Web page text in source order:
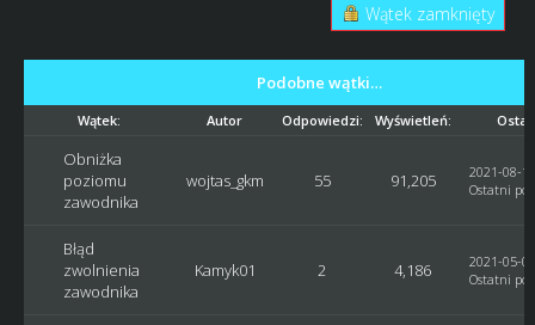
Wątek zamknięty
Podobne wątki…
Wątek: Autor Odpowiedzi: Wyświetleń:
Obniżka
poziomu
zawodnika
wojtas_gkm 55 91,205
2021-08-
Ostatni
Błąd
zwolnienia
zawodnika
Kamyk01 2 4,186
2021-05-
Ostatni